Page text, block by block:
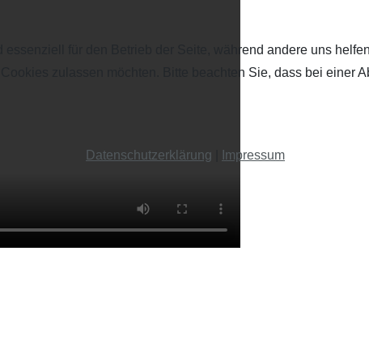
für den Betrieb der Seite, während andere uns
zulassen möchten. Bitte beachten Sie, dass bei einer
Datenschutzerklärung Impressum